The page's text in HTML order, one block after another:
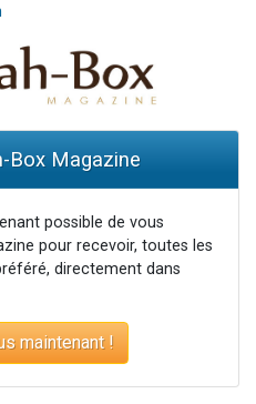
Box Magazine
possible de vous
pour recevoir, toutes les
directement dans
maintenant !